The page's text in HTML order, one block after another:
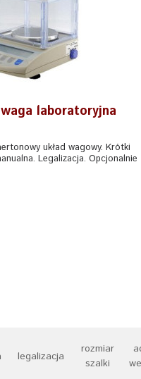
laboratoryjna
układ wagowy. Krótki
Legalizacja. Opcjonalnie
legalizacja
rozmiar
szalki